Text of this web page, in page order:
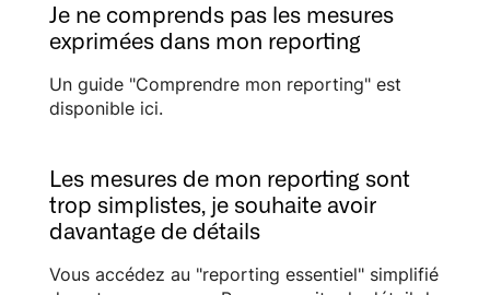
Je ne comprends pas les mesures
exprimées dans mon reporting
Un guide "Comprendre mon reporting" est
disponible ici.
Les mesures de mon reporting sont
trop simplistes, je souhaite avoir
davantage de détails
Vous accédez au "reporting essentiel" simplifié